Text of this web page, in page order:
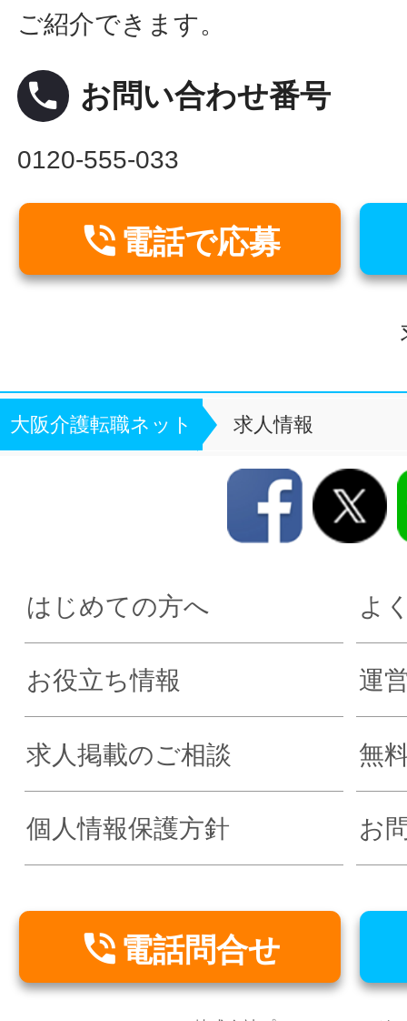
ご紹介できます。
local_phone お問い合わせ番号
0120-555-033
 電話で応募
大阪介護転職ネット 求人情報
はじめての方へ よ
お役立ち情報 運
求人掲載のご相談 無
個人情報保護方針 お
 電話問合せ